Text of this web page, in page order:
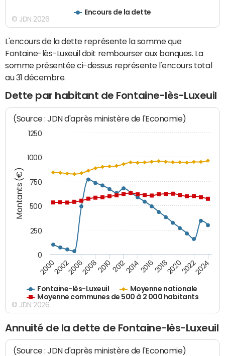
Encours de la dette
© JDN 2026
L'encours de la dette représente la somme que
Fontaine-lès-Luxeuil doit rembourser aux banques. La
somme présentée ci-dessus représente l'encours total
au 31 décembre.
Dette par habitant de Fontaine-lès-Luxeuil
Montants (€)
(Source : JDN d'après ministère de l'Economie)
Fontaine-lès-Luxeuil
Moyenne nationale
Moyenne communes de 500 à 2 000 habitants
200020022006200820102012201420162018202020222024
0
250
500
750
1000
1250
© JDN 2026
Annuité de la dette de Fontaine-lès-Luxeuil
(Source : JDN d'après ministère de l'Economie)